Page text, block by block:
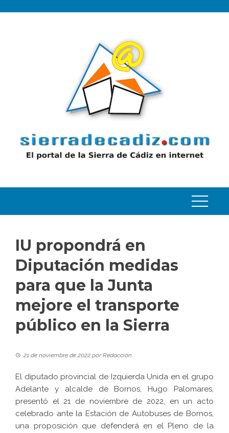
IU propondrá en
Diputación medidas
para que la Junta
mejore el transporte
público en la Sierra
21 de noviembre de 2022 porRedacción
El diputado provincial de Izquierda Unida en el grupo
Adelante y alcalde de Bornos, Hugo Palomares,
presentó el 21 de noviembre de 2022, en un acto
celebrado ante la Estación de Autobuses de Bornos,
una proposición que defenderá en el Pleno de la